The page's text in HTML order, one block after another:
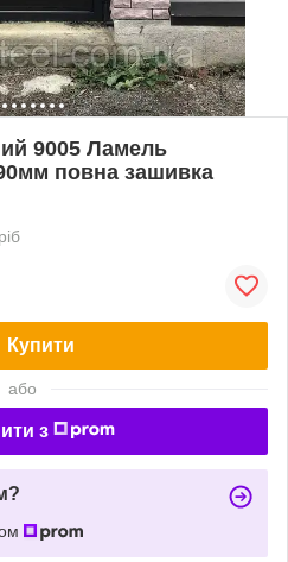
9005 Ламель
повна зашивка
Купити
або
з